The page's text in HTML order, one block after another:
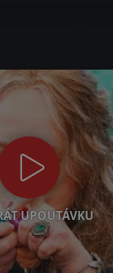
UPOUTÁVKU